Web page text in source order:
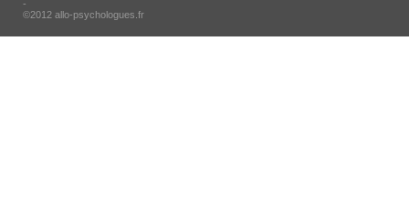
-
©2012 allo-psychologues.fr